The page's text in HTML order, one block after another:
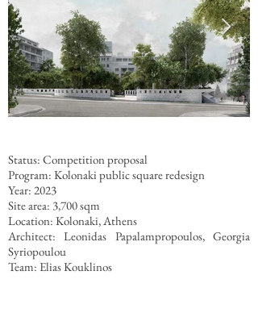
Status: Competition proposal
Program: Kolonaki public square redesign
Year: 2023
Site area: 3,700 sqm
Location: Kolonaki, Athens
Architect: Leonidas Papalampropoulos, Georgia
Syriopoulou
Team: Elias Kouklinos